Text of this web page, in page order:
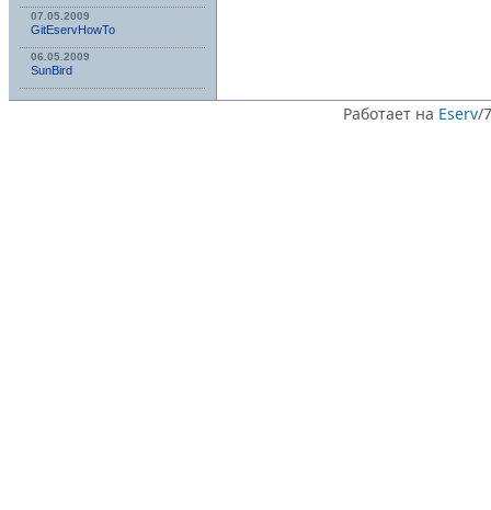
07.05.2009
GitEservHowTo
06.05.2009
SunBird
Работает на Eserv/